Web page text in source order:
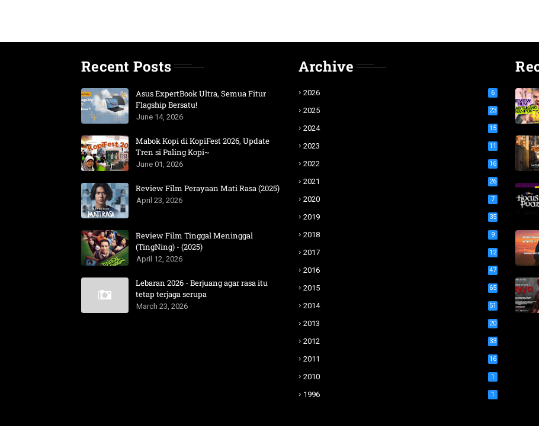
Recent Posts
Asus ExpertBook Ultra, Semua Fitur
Flagship Bersatu!
June 14, 2026
Mabok Kopi di KopiFest 2026, Update
Tren si Paling Kopi~
June 01, 2026
Review Film Perayaan Mati Rasa (2025)
April 23, 2026
Review Film Tinggal Meninggal
(TingNing) - (2025)
April 12, 2026
Lebaran 2026 - Berjuang agar rasa itu
tetap terjaga serupa
March 23, 2026
Archive
2026 6
2025 23
2024 15
2023 11
2022 16
2021 26
2020 7
2019 35
2018 9
2017 12
2016 47
2015 65
2014 51
2013 20
2012 33
2011 16
2010 1
1996 1